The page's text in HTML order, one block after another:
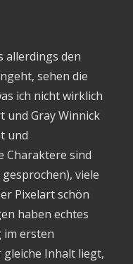
allerdings den
sehen die
ich nicht wirklich
und Gray Winnick
und
Charaktere sind
viele
Pixelart schön
haben echtes
im ersten
gleiche Inhalt liegt,